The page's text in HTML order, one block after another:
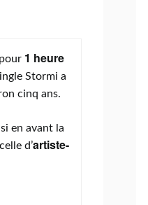
pour 1 heure
Stormi a
cinq ans.
en avant la
d’artiste-